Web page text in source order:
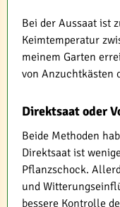
Bei der Aussaat ist
Keimtemperatur
meinem Garten
von Anzuchtkästen
Direktsaat oder
Beide Methoden
Direktsaat ist
Pflanzschock.
und
bessere Kontrolle